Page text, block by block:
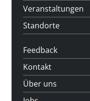
Veranstaltungen
Standorte
Feedback
Kontakt
Über uns